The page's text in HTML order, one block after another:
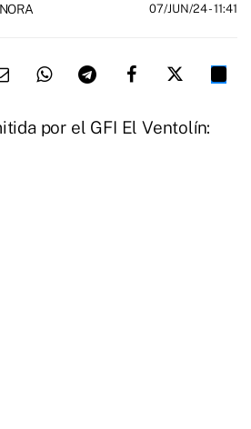
07/JUN/24- 11:41
por el GFI El Ventolín: